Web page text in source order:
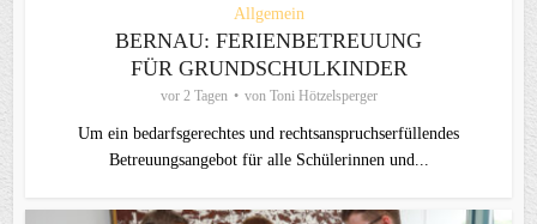
Allgemein
BERNAU: FERIENBETREUUNG
FÜR GRUNDSCHULKINDER
vor 2 Tagen von Toni Hötzelsperger
Um ein bedarfsgerechtes und rechtsanspruchserfüllendes
Betreuungsangebot für alle Schülerinnen und...